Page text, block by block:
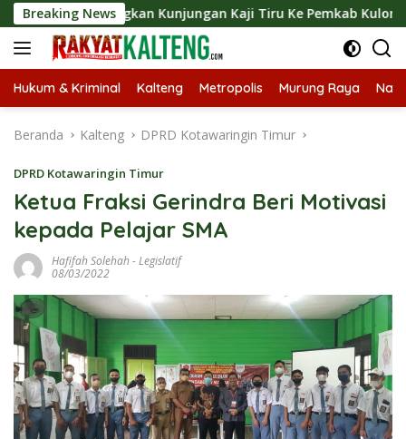
Langsung
ke
konten
Breaking NewsKunjungan Kaji Tiru Ke Pemkab Kulon Progo
Hukum & Kriminal Kalteng Metropolis Murung Raya
Beranda Kalteng DPRD Kotawaringin Timur
DPRD Kotawaringin Timur
Ketua Fraksi Gerindra Beri Motivasi
kepada Pelajar SMA
Hafifah Solehah -Legislatif
08/03/2022